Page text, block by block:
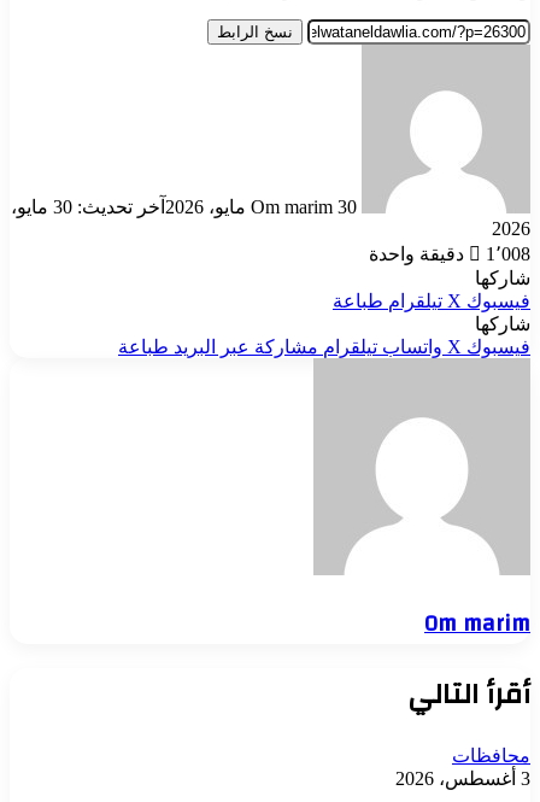
نسخ الرابط
Om marim 30 مايو، 2026
آخر تحديث: 30 مايو،
2026
1٬008
دقيقة واحدة
شاركها
فيسبوك ‫X تيلقرام طباعة
شاركها
فيسبوك ‫X واتساب تيلقرام مشاركة عبر البريد طباعة
Om marim
أقرأ التالي
محافظات
3 أغسطس، 2026